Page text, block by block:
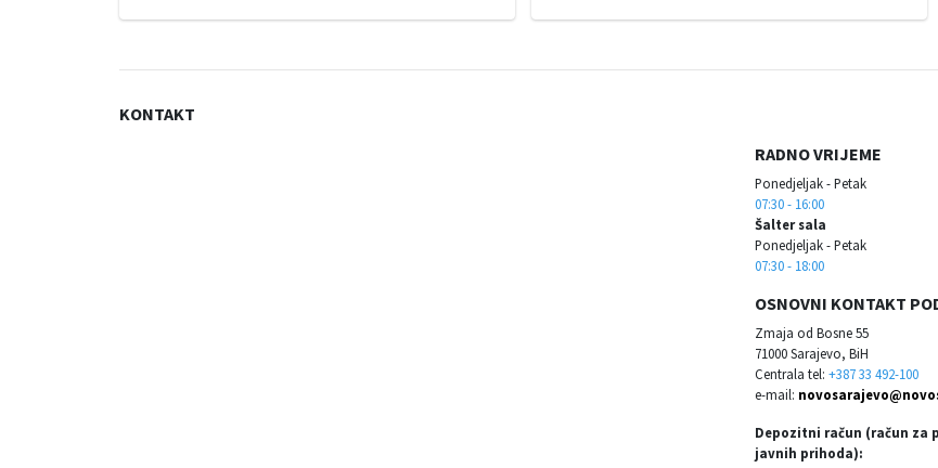
KONTAKT
RADNO VRIJEME
Ponedjeljak - Petak
07:30 - 16:00
Šalter sala
Ponedjeljak - Petak
07:30 - 18:00
OSNOVNI KONTAKT
Zmaja od Bosne 55
71000 Sarajevo, BiH
Centrala tel: +387 33 492-100
e-mail:
Depozitni račun (račun za
javnih prihoda):